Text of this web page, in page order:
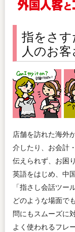
指をさす
人のお客
店舗を訪れた海外
介したり、お会計
伝えられず、お困
英語をはじめ、中
「指さし会話ツー
どのような場面で
問にもスムーズに
よく使われるフレ